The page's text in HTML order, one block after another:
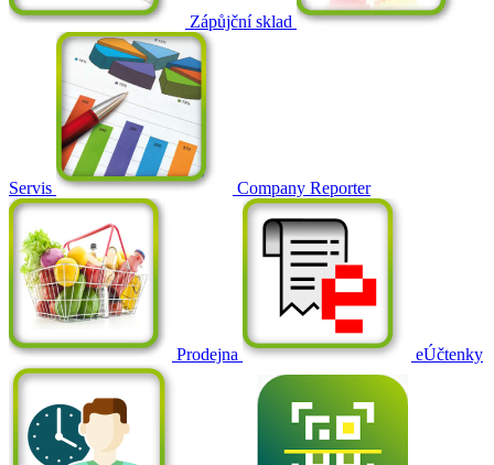
Zápůjční sklad
Servis Company Reporter
Prodejna eÚčtenky